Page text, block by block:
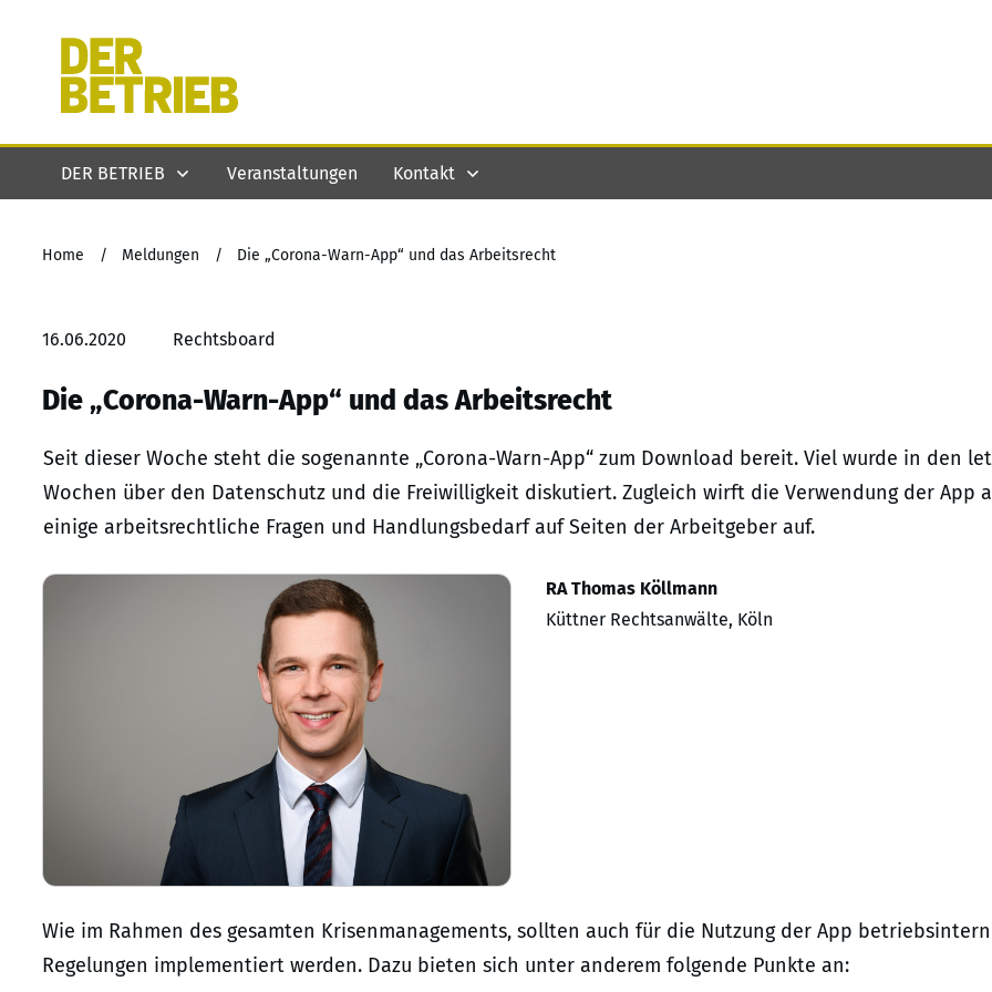
DER BETRIEB Veranstaltungen Kontakt
Home / Meldungen / Die „Corona-Warn-App“ und das Arbeitsrecht
16.06.2020 Rechtsboard
Die „Corona-Warn-App“ und das Arbeitsrecht
Seit dieser Woche steht die sogenannte „Corona-Warn-App“ zum Download bereit. Viel wurde in den
Wochen über den Datenschutz und die Freiwilligkeit diskutiert. Zugleich wirft die Verwendung der App
einige arbeitsrechtliche Fragen und Handlungsbedarf auf Seiten der Arbeitgeber auf.
RA Thomas Köllmann
Küttner Rechtsanwälte, Köln
Wie im Rahmen des gesamten Krisenmanagements, sollten auch für die Nutzung der App
Regelungen implementiert werden. Dazu bieten sich unter anderem folgende Punkte an: